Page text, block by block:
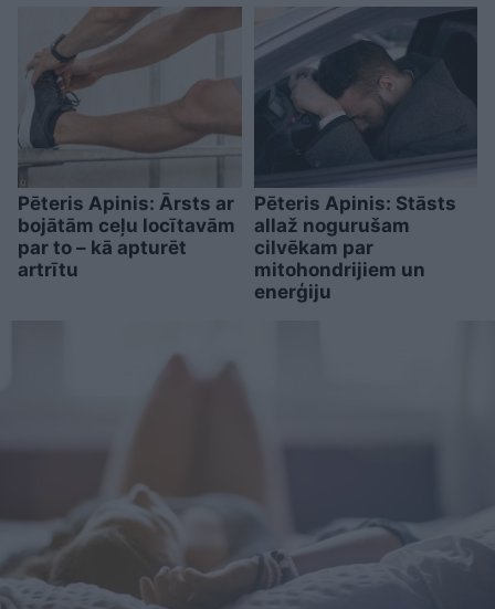
Pēteris Apinis: Ārsts ar
bojātām ceļu locītavām
par to – kā apturēt
artrītu
Pēteris Apinis: Stāsts
allaž nogurušam
cilvēkam par
mitohondrijiem un
enerģiju